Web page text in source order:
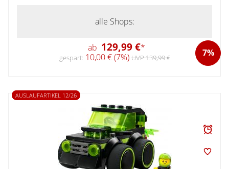
alle Shops:
ab 129,99 €* 7%
gespart: 10,00 € (7%)UVP 139,99 €
AUSLAUFARTIKEL 12/26